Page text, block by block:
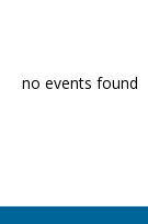
no events found